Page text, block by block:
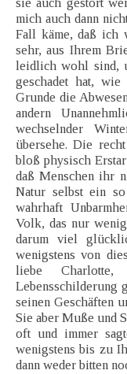
sie auch gestört
mich auch dann
Fall käme, daß ich
sehr, aus Ihrem
leidlich wohl sind,
geschadet hat,
Grunde die
andern
wechselnder
übersehe. Die
bloß physisch
daß Menschen ihr
Natur selbst ein
wahrhaft
Volk, das nur
darum viel
wenigstens von
liebe
Lebensschilderung
seinen Geschäften
Sie aber Muße und
oft und immer
wenigstens bis zu
dann weder bitten